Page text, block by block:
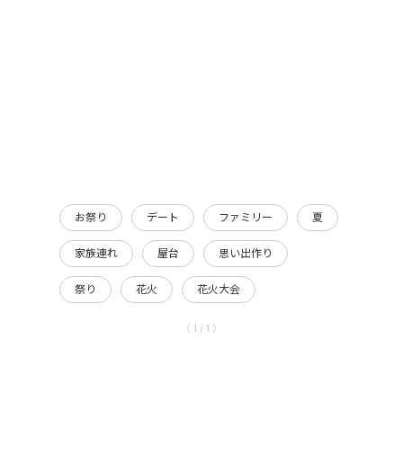
お祭り デート ファミリー 夏
家族連れ 屋台 思い出作り
祭り 花火 花火大会
〈 1 / 1 〉